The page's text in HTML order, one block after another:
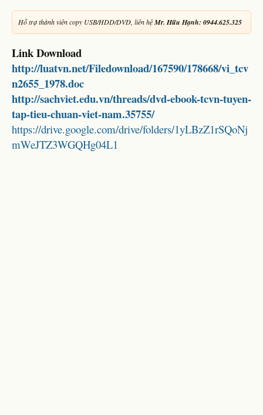
Hỗ trợ thành viên copy USB/HDD/DVD, liên hệMr. Hữu Hạnh: 0944.625.325
Link Download
http://luatvn.net/Filedownload/167590/178668/vi_tcv
n2655_1978.doc
http://sachviet.edu.vn/threads/dvd-ebook-tcvn-tuyen-
tap-tieu-chuan-viet-nam.35755/
https://drive.google.com/drive/folders/1yLBzZ1rSQoNj
mWeJTZ3WGQHg04L1